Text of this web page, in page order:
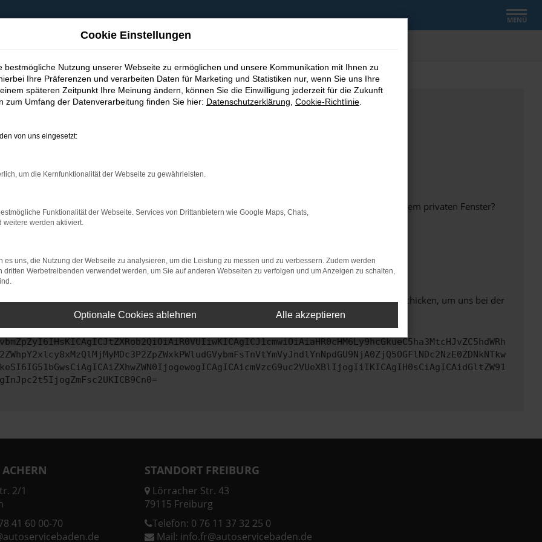
MENÜ
bestimmter Seiten verhindern. Funktioniert die Seite in einem anderen Browser oder in einem privaten Fenster?
beheben.
auf dem neuesten Stand sind.
kann auch dazu führen, dass bestimmte Funktionen nicht mehr unterstützt werden.
uns bitte. Wir werden versuchen, das Problem zu beheben. Du kannst uns diesen Text schicken, um uns bei der
2/1
41 60 00-70
STANDORT FREIBURG
Lörracher Str. 43
79115 Freiburg
Telefon: 0 76 11 37 32 25 0
Mail: info.fr@autoservicebaden.de
Cookie Einstellungen
bestmögliche Nutzung unserer Webseite zu ermöglichen und unsere Kommunikation mit Ihnen zu
Ihre Präferenzen und verarbeiten Daten für Marketing und Statistiken nur, wenn Sie uns Ihre
späteren Zeitpunkt Ihre Meinung ändern, können Sie die Einwilligung jederzeit für die Zukunft
zum Umfang der Datenverarbeitung finden Sie hier: Datenschutzerklärung Cookie-Richtlinie
von uns eingesetzt:
um die Kernfunktionalität der Webseite zu gewährleisten.
Funktionalität der Webseite. Services von Drittanbietern wie Google Maps, Chats,
weitere werden aktiviert.
es uns, die Nutzung der Webseite zu analysieren, um die Leistung zu messen und zu verbessern. Zudem werden
dritten Werbetreibenden verwendet werden, um Sie auf anderen Webseiten zu verfolgen und um Anzeigen zu schalten,
Optionale Cookies ablehnen Alle akzeptieren